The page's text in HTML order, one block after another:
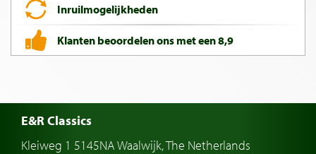
Inruilmogelijkheden
Klanten beoordelen ons met een 8,9
E&R Classics
Kleiweg 1 5145NA Waalwijk, The Netherlands